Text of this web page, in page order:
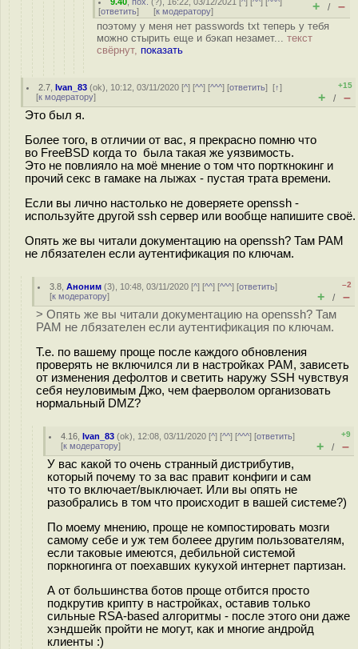
[ответить] [к модератору] + / –
поэтому у меня нет passwords txt теперь у тебя
можно стырить еще и бэкап незамет... текст
свёрнут, показать
2.7 ,Ivan_83 (ok), 10:12, 03/11/2020 [^] [^^] [^^^] [ответить][↑]
[к модератору]
+15
+ / –
Это был я.
Более того, в отличии от вас, я прекрасно помню что
во FreeBSD когда то была такая же уязвимость.
Это не повлияло на моё мнение о том что порткнокинг и
прочий секс в гамаке на лыжах - пустая трата времени.
Если вы лично настолько не доверяете openssh -
используйте другой ssh сервер или вообще напишите своё.
Опять же вы читали документацию на openssh? Там PAM
не лбязателен если аутентификация по ключам.
3.8 ,Аноним (3), 10:48, 03/11/2020 [^] [^^] [^^^] [ответить]
[к модератору]
–2
+ / –
> Опять же вы читали документацию на openssh? Там
PAM не лбязателен если аутентификация по ключам.
Т.е. по вашему проще после каждого обновления
проверять не включился ли в настройках PAM, зависеть
от изменения дефолтов и светить наружу SSH чувствуя
себя неуловимым Джо, чем фаерволом организовать
нормальный DMZ?
4.16 ,Ivan_83 (ok), 12:08, 03/11/2020 [^] [^^] [^^^] [ответить]
[к модератору]
+9
+ / –
У вас какой то очень странный дистрибутив,
который почему то за вас правит конфиги и сам
что то включает/выключает. Или вы опять не
разобрались в том что происходит в вашей системе?)
По моему мнению, проще не компостировать мозги
самому себе и уж тем болеее другим пользователям,
если таковые имеются, дебильной системой
поркногинга от поехавших кукухой интернет партизан.
А от большинства ботов проще отбится просто
подкрутив крипту в настройках, оставив только
сильные RSA-based алгоритмы - после этого они даже
хэндшейк пройти не могут, как и многие андройд
клиенты :)